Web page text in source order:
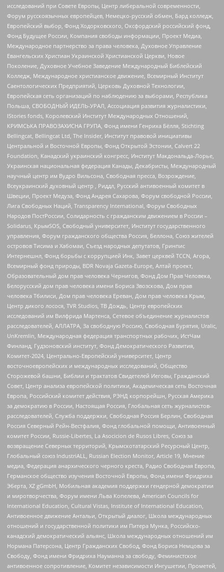
исследований при Совете Европы, Центр либеральной современности,
Форум русскоязычных европейцев, Немецко-русский обмен, Бард колледж,
Европейский выбор, Фонд Ходорковского, Оксфордский российский фонд,
Фонд Будущее России, Компания свободы информации, Проект Медиа,
Международное партнерство за права человека, Духовное Управление
Евангельских Христиан Украинской Христианской Церкви, Новое
Поколение, Духовное Учебное Заведение Международный Библейский
Колледж, Международное христианское движение, Всемирный Институт
Саентологических Предприятий, Церковь Духовной Технологии,
Европейская сеть организаций по наблюдению за выборами, Республика
Польша, СВОБОДНЫЙ ИДЕЛЬ-УРАЛ, Ассоциация развития журналистики,
IStories fonds, Королевский Институт Международных Отношений,
КРИМСЬКА ПРАВОЗАХИСНА ГРУПА, Фонд имени Генриха Бёлля, Stichting
Bellingcat, Bellingcat Ltd, The Insider, Институт правовой инициативы
Центральной и Восточной Европы, Фонд Открытой Эстонии, Calvert 22
Foundation, Канадский украинский конгресс, Институт Макдональда-Лорье,
Украинская национальная федерация Канады, Декабристы, Международный
научный центр им Вудро Вильсона, Свободная пресса, Возрождение,
Всеукраинский духовный центр , Риддл, Русский антивоенный комитет в
Швеции, Проект Медуза, Фонд Андрея Сахарова, Форум свободной России,
Лига Свободных Наций, Transparеncy International, Форум Свободных
Народов ПостРоссии, Солидарность с гражданским движением в России –
Solidarus, КрымSOS, Свободный университет, Институт государственного
управления, Форум гражданского общества Россия, Беллона, Союз жителей
островов Тисима и Хабомаи, Съезд народных депутатов, Гринпис
Интернешнл, Фонд борьбы с коррупцией Инк, Завет церквей TCCN, Агора,
Всемирный фонд природы, BDR Novaja Gazeta-Europe, Алтай проект,
Образовательный дом прав человека Чернигов, Фонд Дом Прав Человека,
Белорусский дом прав человека имени Бориса Звозскова, Дом прав
человека Тбилиси, Дом прав человека Ереван, Дом прав человека Крым,
Центр дикого лосося, TVR Studios, ТВ Дождь, Центр европейских
исследований им Вилфрида Мартенса, Сетевое объединение журналистов
расследователей, АЛЛАТРА, За свободную Россию, Свободная Бурятия, Uralic,
UnKremlin, Международная федерация транспортных рабочих, ИстЧам
Финланд, Гудзоновский институт, Фонд Демократического Развития,
Комитет-2024, Центрально-Европейский университет, Центр
восточноевропейских и международных исследований, Общество
Сторожевой башни, Библии и трактатов Свидетелей Иеговы, Гражданский
Совет, Центр анализа европейской политики, Академическая сеть Восточная
Европа, Российский комитет действия, РЭНД корпорейшн, Русская Америка
за демократию в России, Настоящая Россия, Глобальная сеть журналистов-
расследователей, Служба поддержки, Свободная Россия Берлин, Свободная
Россия Северный Рейн-Вестфалия, Фонд глобальной помощи, Антивоенный
комитет России, Russie-Libertes, La Asocicion de Rusos Libres, Союз за
возвращение Северных территорий, Крымскотатарский Ресурсный Центр,
Глобальный союз IndustriALL, Russian Election Monitor, Article 19, Мнение
медиа, Федерация анархического черного креста, Радио Свободная Европа,
Германское общество изучения Восточной Европы, Фонд имени Фридриха
Эберта, XZ gGmbH, Мобильная академия поддержки гендерной демократии
и миротворчества, Форум имени Льва Копелева, American Councils for
International Education, Cultural Vistas, Institute of International Education,
Антивоенное движение Антальи, Открытый диалог, Школа международных
отношений и государственной политики им Питера Мунка, Российско-
канадский демократический альянс, Школа международных отношений им
Нормана Патерсона, Центр Гражданских Свобод, Фонд Бориса Немцова за
Свободу, Фонд имени Фридриха Науманна за свободу, Феминистское
антивоенное сопротивление, Комитет независимости Ингушетии, Прометей,